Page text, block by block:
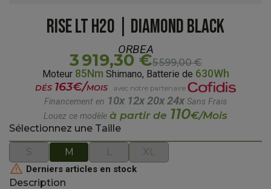
RISE LT H20 | DIAMOND BLACK
ORBEA
3 919,30 €5 599,00 €
Moteur 85Nm Shimano, Batterie de 630Wh
DÉS 163€/MOIS avec notre partenaire
Financement en 10x 12x20x24x Sans Frais
Louez ce modèle à partir de 110€/Mois
Sélectionnez une Taille
S M L XL
 Derniers articles en stock
Description